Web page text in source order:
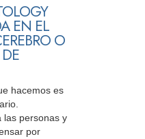
EN EL
O
hacemos es
las personas y
por